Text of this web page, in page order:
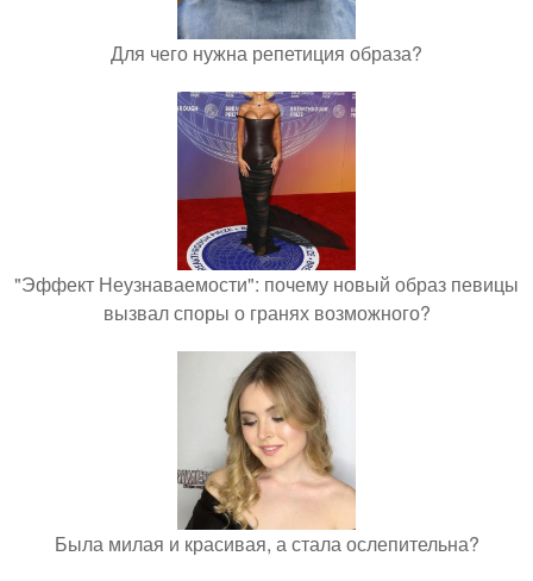
Для чего нужна репетиция образа?
"Эффект Неузнаваемости": почему новый образ певицы
вызвал споры о гранях возможного?
Была милая и красивая, а стала ослепительна?